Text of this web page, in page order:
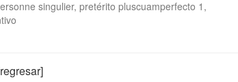
singulier, pretérito pluscuamperfecto 1,